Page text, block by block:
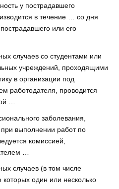
у пострадавшего
в течение … со дня
или его
случаев со студентами или
учреждений, проходящими
в организации под
работодателя, проводится
…
заболевания,
при выполнении работ по
комиссией,
…
случаев (в том числе
которых один или несколько